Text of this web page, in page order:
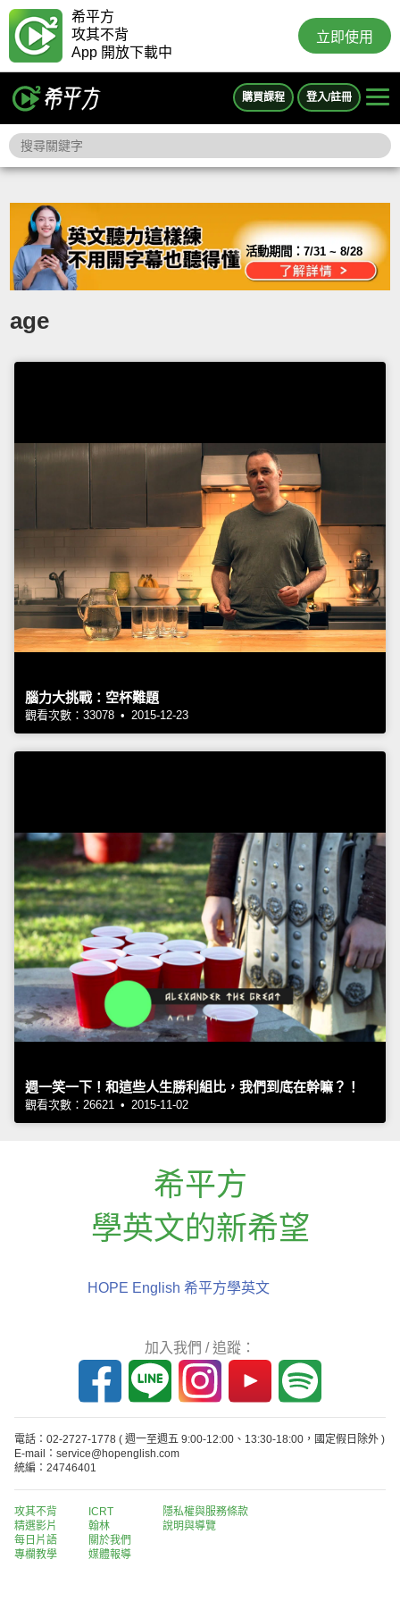
希平方
攻其不背
App 開放下載中
立即使用
購買課程 登入/註冊
活動期間：7/31 ~ 8/28
age
腦力大挑戰：空杯難題
觀看次數：33078 • 2015-12-23
週一笑一下！和這些人生勝利組比，我們到底在幹嘛？！
觀看次數：26621 • 2015-11-02
希平方
學英文的新希望
HOPE English 希平方學英文
加入我們 / 追蹤：
電話：02-2727-1778 ( 週一至週五 9:00-12:00、13:30-18:00，國定假日除外 )
E-mail：service@hopenglish.com
統編：24746401
攻其不背
精選影片
每日片語
專欄教學
ICRT
翰林
關於我們
媒體報導
隱私權與服務條款
說明與導覽